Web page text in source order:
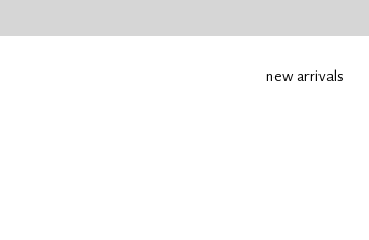
new arrivals